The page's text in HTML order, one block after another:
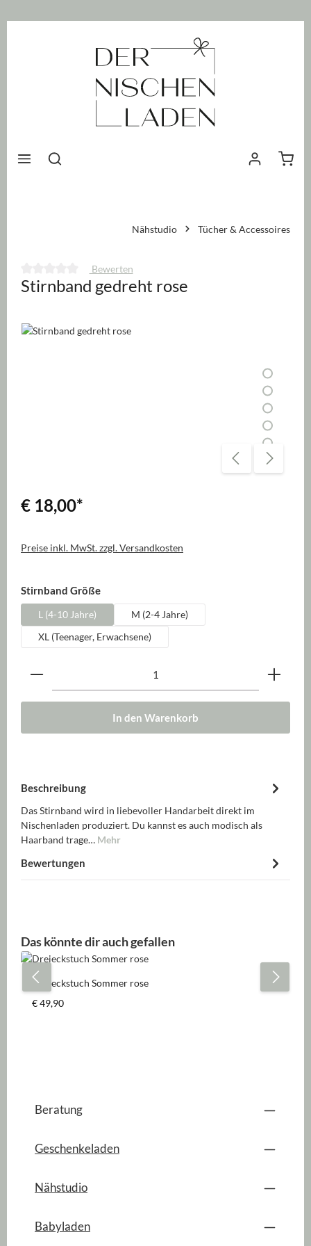
Nähstudio Tücher & Accessoires
Durchschnittliche Bewertung von 0 von 5 Sternen
Bewerten
Stirnband gedreht rose
Bildergalerie überspringen
€ 18,00*
Preise inkl. MwSt. zzgl. Versandkosten
Stirnband Größeauswählen
L (4-10 Jahre)
M (2-4 Jahre)
XL (Teenager, Erwachsene)
Produkt Anzahl: Gib den gewünschten Wert ein
In den Warenkorb
Beschreibung
Das Stirnband wird in liebevoller Handarbeit direkt im
Nischenladen produziert. Du kannst es auch modisch als
Haarband trage… Mehr
Bewertungen
Produktgalerie überspringen
Das könnte dir auch gefallen
Dreieckstuch Sommer rose
Regulärer Preis:
€ 49,90
Beratung
Geschenkeladen
Nähstudio
Babyladen